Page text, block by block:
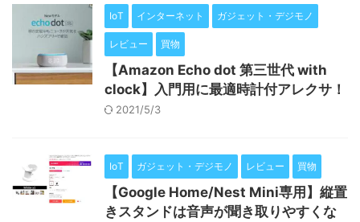
IoT インターネット ガジェット・デジモノ
レビュー 買物
【Amazon Echo dot 第三世代 with
clock】入門用に最適時計付アレクサ！
2021/5/3
IoT ガジェット・デジモノ レビュー 買物
【Google Home/Nest Mini専用】縦置
きスタンドは音声が聞き取りやすくな